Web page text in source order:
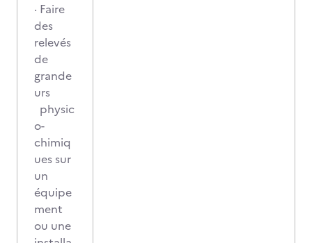
· Faire
des
relevés
de
grande
urs
physic
o-
chimiq
ues sur
un
équipe
ment
ou une